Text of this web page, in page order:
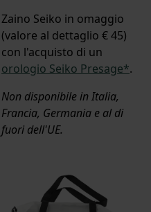
Zaino Seiko in omaggio
(valore al dettaglio € 45)
con l'acquisto di un
orologio Seiko Presage*.
Non disponibile in Italia,
Francia, Germania e al di
fuori dell'UE.